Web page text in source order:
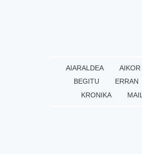
AIARALDEA AIKOR
BEGITU
ERRAN
KRONIKA